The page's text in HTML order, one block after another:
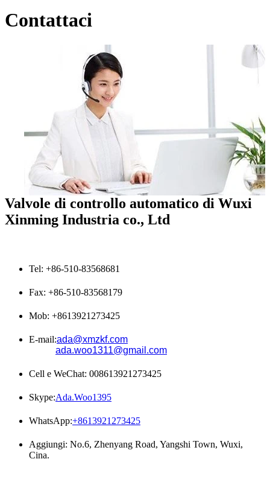
Contattaci
Valvole di controllo automatico di Wuxi
Xinming Industria co., Ltd
Tel: +86-510-83568681
Fax: +86-510-83568179
Mob: +8613921273425
E-mail:ada@xmzkf.com
ada.woo1311@gmail.com
Cell e WeChat: 008613921273425
Skype:Ada.Woo1395
WhatsApp:+8613921273425
Aggiungi: No.6, Zhenyang Road, Yangshi Town, Wuxi,
Cina.